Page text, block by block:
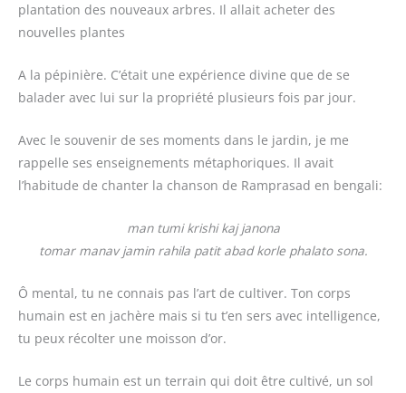
plantation des nouveaux arbres. Il allait acheter des
nouvelles plantes
A la pépinière. C’était une expérience divine que de se
balader avec lui sur la propriété plusieurs fois par jour.
Avec le souvenir de ses moments dans le jardin, je me
rappelle ses enseignements métaphoriques. Il avait
l’habitude de chanter la chanson de Ramprasad en bengali:
man tumi krishi kaj janona
tomar manav jamin rahila patit abad korle phalato sona.
Ô mental, tu ne connais pas l’art de cultiver. Ton corps
humain est en jachère mais si tu t’en sers avec intelligence,
tu peux récolter une moisson d’or.
Le corps humain est un terrain qui doit être cultivé, un sol